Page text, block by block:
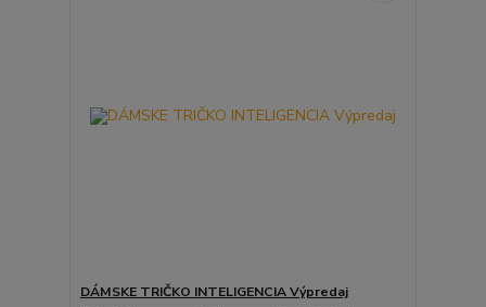
DÁMSKE TRIČKO INTELIGENCIA Výpredaj